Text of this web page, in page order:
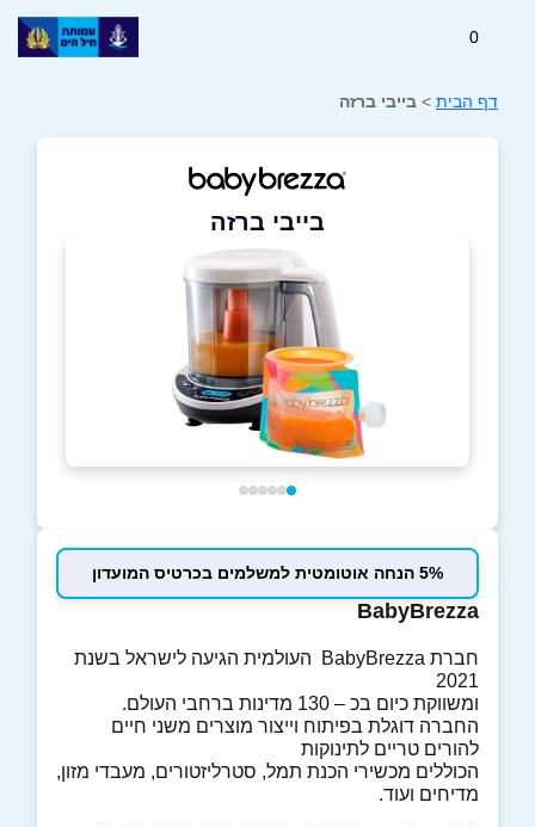
0
דף הבית > בייבי ברזה
בייבי ברזה
5% הנחה אוטומטית למשלמים בכרטיס המועדון
BabyBrezza
חברת BabyBrezza העולמית הגיעה לישראל בשנת
2021
ומשווקת כיום בכ – 130 מדינות ברחבי העולם.
החברה דוגלת בפיתוח וייצור מוצרים משני חיים
להורים טריים לתינוקות
הכוללים מכשירי הכנת תמל, סטרליזטורים, מעבדי מזון,
מדיחים ועוד.